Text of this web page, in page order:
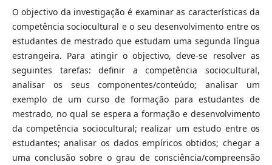
O objectivo da investigação é examinar as características da
competência sociocultural e o seu desenvolvimento entre os
estudantes de mestrado que estudam uma segunda língua
estrangeira. Para atingir o objectivo, deve-se resolver as
seguintes tarefas: definir a competência sociocultural,
analisar os seus componentes/conteúdo; analisar um
exemplo de um curso de formação para estudantes de
mestrado, no qual se espera a formação e desenvolvimento
da competência sociocultural; realizar um estudo entre os
estudantes; analisar os dados empíricos obtidos; chegar a
uma conclusão sobre o grau de consciência/compreensão